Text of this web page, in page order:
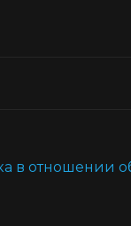
в отношении